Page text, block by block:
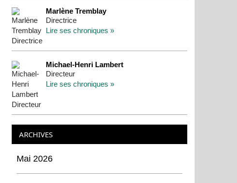
Marlène Tremblay
Directrice
Lire ses chroniques »
Michael-Henri Lambert
Directeur
Lire ses chroniques »
ARCHIVES
Mai 2026